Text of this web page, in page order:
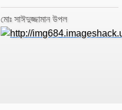
মোঃ সাঈদুজ্জামান উপল